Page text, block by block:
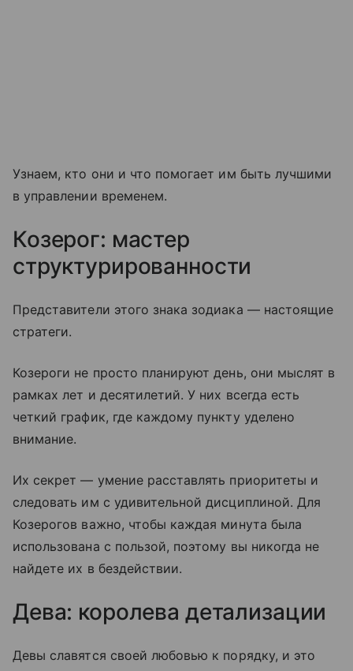
Узнаем, кто они и что помогает им быть лучшими
в управлении временем.
Козерог: мастер
структурированности
Представители этого знака зодиака — настоящие
стратеги.
Козероги не просто планируют день, они мыслят в
рамках лет и десятилетий. У них всегда есть
четкий график, где каждому пункту уделено
внимание.
Их секрет — умение расставлять приоритеты и
следовать им с удивительной дисциплиной. Для
Козерогов важно, чтобы каждая минута была
использована с пользой, поэтому вы никогда не
найдете их в бездействии.
Дева: королева детализации
Девы славятся своей любовью к порядку, и это